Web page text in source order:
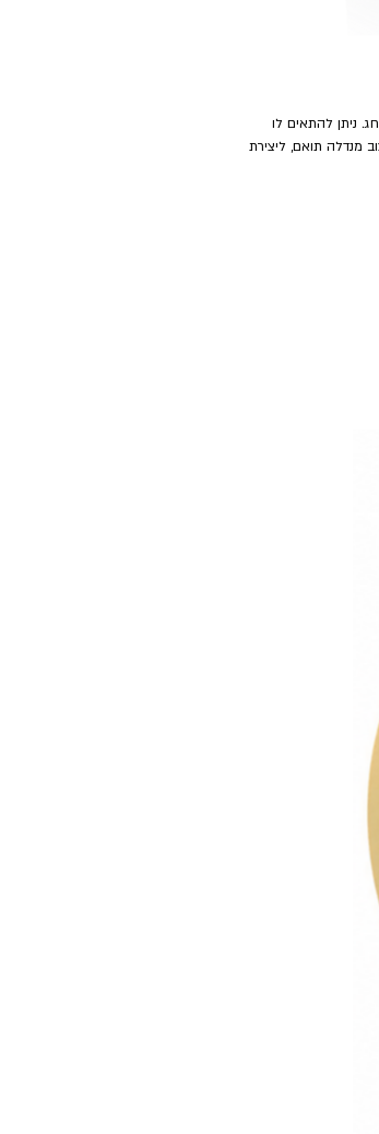
ניתן להתאים לו
, כולם בעיצוב מנדלה תואם, ליצירת